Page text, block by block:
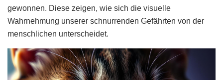
gewonnen. Diese zeigen, wie sich die visuelle
Wahrnehmung unserer schnurrenden Gefährten von der
menschlichen unterscheidet.